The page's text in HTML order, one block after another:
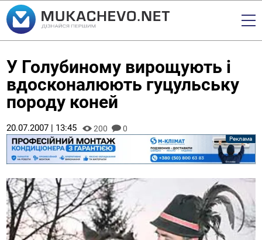
У Голубиному вирощують і
вдосконалюють гуцульську
породу коней
20.07.2007 | 13:45 200 0